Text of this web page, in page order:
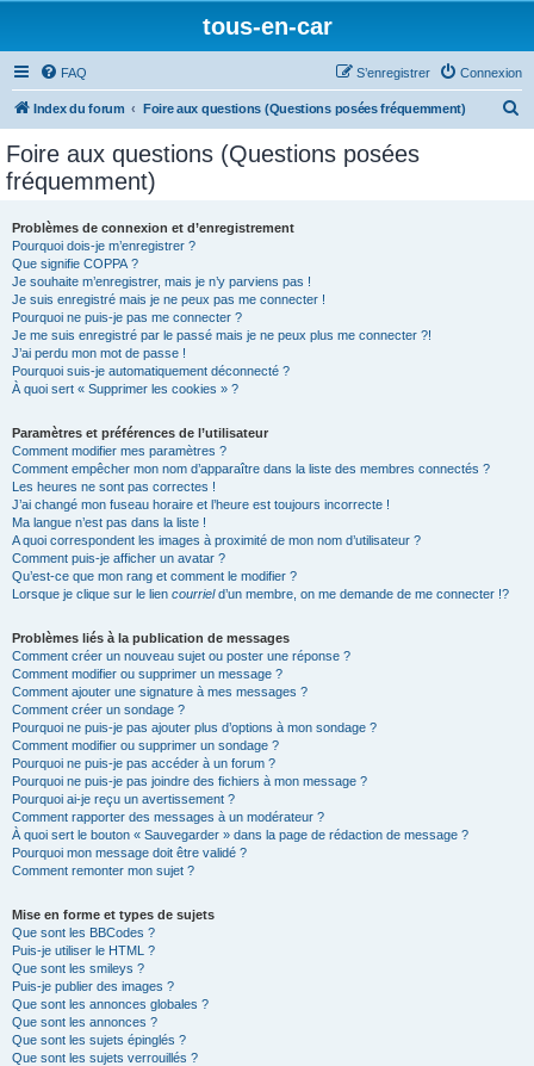
tous-en-car
FAQ Connexion
S’enregistrer
Index du forum Foire aux questions (Questions posées fréquemment)
Foire aux questions (Questions posées
fréquemment)
Problèmes de connexion et d’enregistrement
Pourquoi dois-je m’enregistrer ?
Que signifie COPPA ?
Je souhaite m’enregistrer, mais je n’y parviens pas !
Je suis enregistré mais je ne peux pas me connecter !
Pourquoi ne puis-je pas me connecter ?
Je me suis enregistré par le passé mais je ne peux plus me connecter ?!
J’ai perdu mon mot de passe !
Pourquoi suis-je automatiquement déconnecté ?
À quoi sert « Supprimer les cookies » ?
Paramètres et préférences de l’utilisateur
Comment modifier mes paramètres ?
Comment empêcher mon nom d’apparaître dans la liste des membres connectés ?
Les heures ne sont pas correctes !
J’ai changé mon fuseau horaire et l’heure est toujours incorrecte !
Ma langue n’est pas dans la liste !
A quoi correspondent les images à proximité de mon nom d’utilisateur ?
Comment puis-je afficher un avatar ?
Qu’est-ce que mon rang et comment le modifier ?
Lorsque je clique sur le lien courrield’un membre, on me demande de me connecter !?
Problèmes liés à la publication de messages
Comment créer un nouveau sujet ou poster une réponse ?
Comment modifier ou supprimer un message ?
Comment ajouter une signature à mes messages ?
Comment créer un sondage ?
Pourquoi ne puis-je pas ajouter plus d’options à mon sondage ?
Comment modifier ou supprimer un sondage ?
Pourquoi ne puis-je pas accéder à un forum ?
Pourquoi ne puis-je pas joindre des fichiers à mon message ?
Pourquoi ai-je reçu un avertissement ?
Comment rapporter des messages à un modérateur ?
À quoi sert le bouton « Sauvegarder » dans la page de rédaction de message ?
Pourquoi mon message doit être validé ?
Comment remonter mon sujet ?
Mise en forme et types de sujets
Que sont les BBCodes ?
Puis-je utiliser le HTML ?
Que sont les smileys ?
Puis-je publier des images ?
Que sont les annonces globales ?
Que sont les annonces ?
Que sont les sujets épinglés ?
Que sont les sujets verrouillés ?